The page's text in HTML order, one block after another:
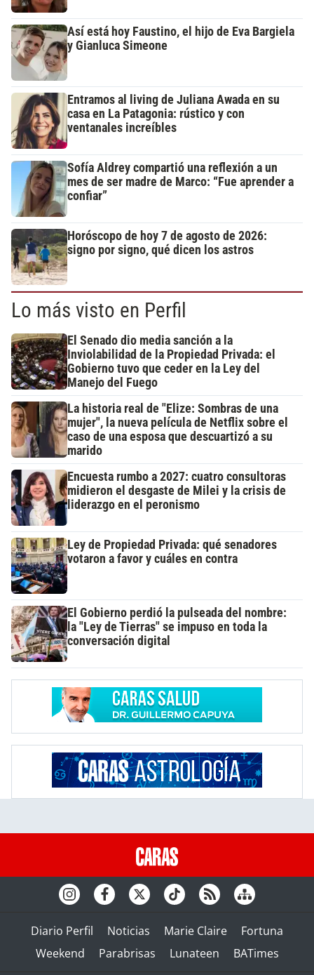
Así está hoy Faustino, el hijo de Eva Bargiela
y Gianluca Simeone
Entramos al living de Juliana Awada en su
casa en La Patagonia: rústico y con
ventanales increíbles
Sofía Aldrey compartió una reflexión a un
mes de ser madre de Marco: “Fue aprender a
confiar”
Horóscopo de hoy 7 de agosto de 2026:
signo por signo, qué dicen los astros
Lo más visto en Perfil
El Senado dio media sanción a la
Inviolabilidad de la Propiedad Privada: el
Gobierno tuvo que ceder en la Ley del
Manejo del Fuego
La historia real de "Elize: Sombras de una
mujer", la nueva película de Netflix sobre el
caso de una esposa que descuartizó a su
marido
Encuesta rumbo a 2027: cuatro consultoras
midieron el desgaste de Milei y la crisis de
liderazgo en el peronismo
Ley de Propiedad Privada: qué senadores
votaron a favor y cuáles en contra
El Gobierno perdió la pulseada del nombre:
la "Ley de Tierras" se impuso en toda la
conversación digital
Diario Perfil Noticias Marie Claire
Fortuna
Weekend
Parabrisas Lunateen BATimes